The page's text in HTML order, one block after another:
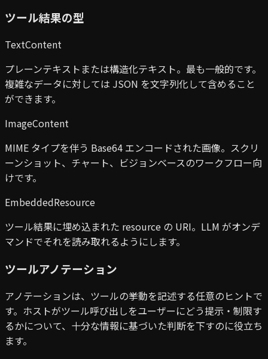
ツール結果の型
TextContent
プレーンテキストまたは構造化テキスト。最も一般的です。
複雑なデータに対しては JSON を文字列化して含めること
ができます。
ImageContent
MIME タイプを伴う Base64 エンコードされた画像。スクリ
ーンショット、チャート、ビジョンベースのワークフロー向
けです。
EmbeddedResource
ツール結果に埋め込まれた resource の URI。LLM がオンデ
マンドでそれを読み取れるようにします。
ツールアノテーション
アノテーションは、ツールの挙動を記述する任意のヒントで
す。ホストがツール呼び出しをユーザーにどう提示・制限す
るかについて、十分な情報に基づいた判断を下すのに役立ち
ます。